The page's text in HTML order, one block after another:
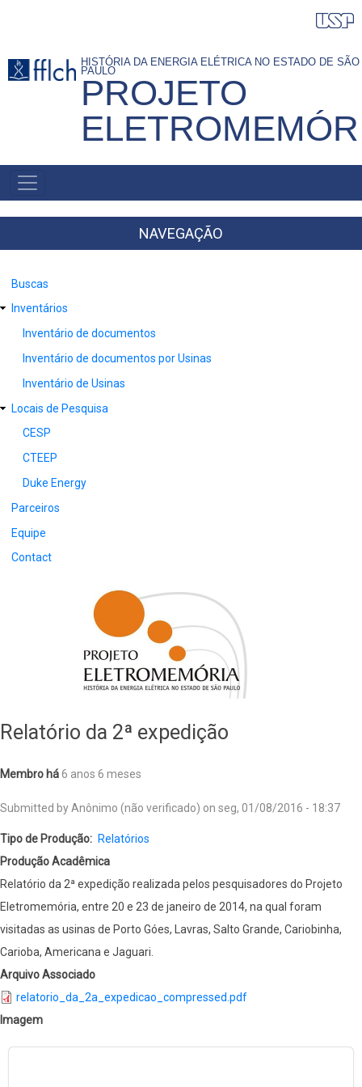
conteúdo
HISTÓRIA DA ENERGIA ELÉTRICA NO ESTADO DE SÃO
PAULO
PROJETO
NAVEGAÇÃO
PRINCIPAL
NAVEGAÇÃO
Buscas
Inventários
Inventário de documentos
Inventário de documentos por Usinas
Inventário de Usinas
Locais de Pesquisa
CESP
CTEEP
Duke Energy
Parceiros
Equipe
Contact
Relatório da 2ª expedição
Membro há6 anos 6 meses
Submitted byAnônimo (não verificado) on seg, 01/08/2016 - 18:37
Tipo de Produção
Relatórios
Produção Acadêmica
Relatório da 2ª expedição realizada pelos pesquisadores do Projeto
Eletromemória, entre 20 e 23 de janeiro de 2014, na qual foram
visitadas as usinas de Porto Góes, Lavras, Salto Grande, Cariobinha,
Carioba, Americana e Jaguari.
Arquivo Associado
relatorio_da_2a_expedicao_compressed.pdf
Imagem